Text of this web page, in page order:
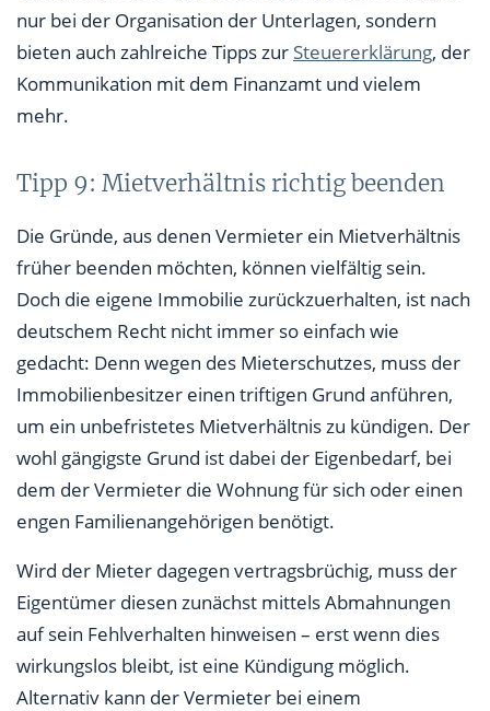
nur bei der Organisation der Unterlagen, sondern
bieten auch zahlreiche Tipps zur Steuererklärung, der
Kommunikation mit dem Finanzamt und vielem
mehr.
Tipp 9: Mietverhältnis richtig beenden
Die Gründe, aus denen Vermieter ein Mietverhältnis
früher beenden möchten, können vielfältig sein.
Doch die eigene Immobilie zurückzuerhalten, ist nach
deutschem Recht nicht immer so einfach wie
gedacht: Denn wegen des Mieterschutzes, muss der
Immobilienbesitzer einen triftigen Grund anführen,
um ein unbefristetes Mietverhältnis zu kündigen. Der
wohl gängigste Grund ist dabei der Eigenbedarf, bei
dem der Vermieter die Wohnung für sich oder einen
engen Familienangehörigen benötigt.
Wird der Mieter dagegen vertragsbrüchig, muss der
Eigentümer diesen zunächst mittels Abmahnungen
auf sein Fehlverhalten hinweisen – erst wenn dies
wirkungslos bleibt, ist eine Kündigung möglich.
Alternativ kann der Vermieter bei einem